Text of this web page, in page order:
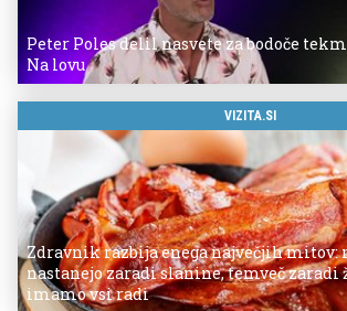
Peter Poles delil nasvete za bodoče
Na lovu
VIZITA.SI
Zdravnik razbija enega največjih mitov:
nastanejo zaradi slanine, temveč zaradi
imamo vsi radi